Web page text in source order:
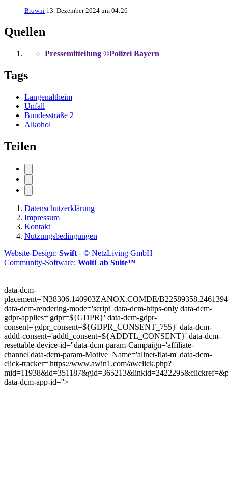
Browni 13. Dezember 2024 um 04:26
Quellen
Pressemitteilung ©Polizei Bayern
Tags
Langenaltheim
Unfall
Bundesstraße 2
Alkohol
Teilen
Datenschutzerklärung
Impressum
Kontakt
Nutzungsbedingungen
Website-Design: Swift - © NetzLiving GmbH
Community-Software: WoltLab Suite™
data-dcm-
placement='N38306.140903ZANOX.COMDE/
data-dcm-rendering-mode='script' data-dcm-https-only data-dcm-
gdpr-applies='gdpr=${GDPR}' data-dcm-gdpr-
consent='gdpr_consent=${GDPR_CONSENT_755}' data-dcm-
addtl-consent='addtl_consent=${ADDTL_CONSENT}' data-dcm-
resettable-device-id=''data-dcm-param-Campaign='affiliate-
channel'data-dcm-param-Motive_Name='allnet-flat-m' data-dcm-
click-tracker='https://www.awin1.com/awclick.php?
data-dcm-app-id=''>